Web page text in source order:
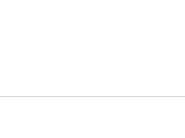
vos tâches sans
utilisiez fréquemment toutes
tâches multiples entre